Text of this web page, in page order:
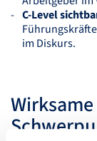
C-Level
im Diskurs.